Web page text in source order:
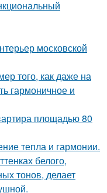
московской
того, как даже на
гармоничное и
площадью 80
тепла и гармонии.
белого,
тонов, делает